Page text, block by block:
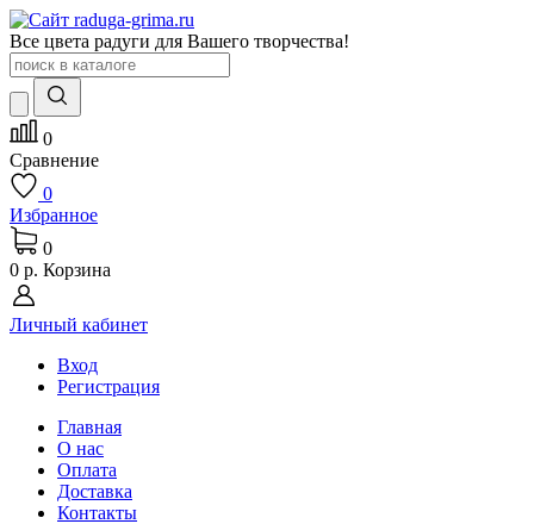
Все цвета радуги для Вашего творчества!
0
Сравнение
0
Избранное
0
0 р. Корзина
Личный кабинет
Вход
Регистрация
Главная
О нас
Оплата
Доставка
Контакты